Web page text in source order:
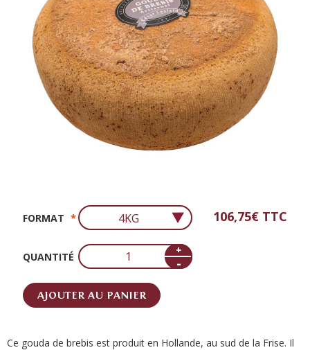
FORMAT
QUANTITÉ -
+
AJOUTER AU PANIER
106,75€
Ce gouda de brebis est produit en Hollande, au sud de la Frise. Il